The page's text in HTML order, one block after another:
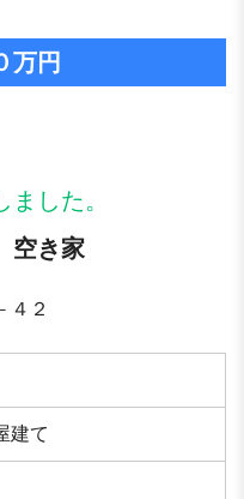
万円
した。
空き家
４２
建て